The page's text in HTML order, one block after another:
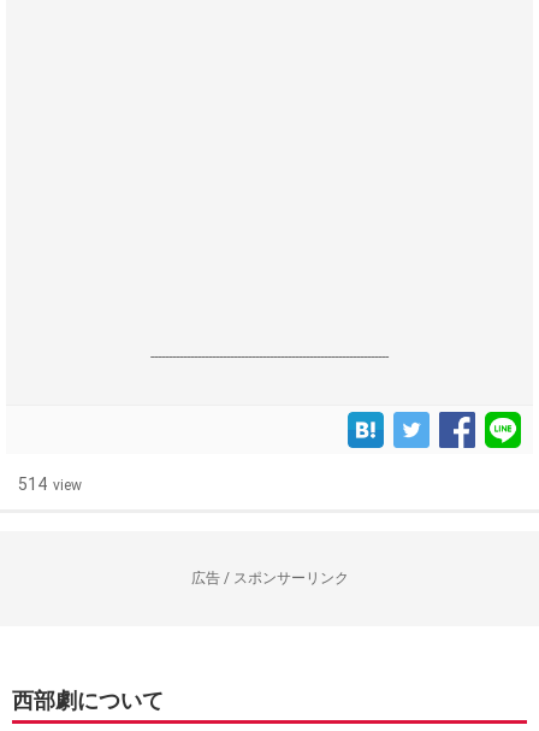
------------------------------------------------------------------
514 view
広告 / スポンサーリンク
西部劇について